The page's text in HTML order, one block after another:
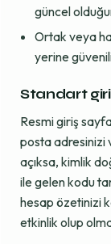
güncel
Ortak veya
yerine
Standart
Resmi giriş
posta adresinizi
açıksa, kimlik
ile gelen kodu
hesap özetinizi
etkinlik olup